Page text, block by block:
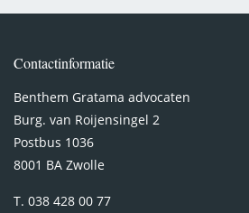
Contactinformatie
Benthem Gratama advocaten
Burg. van Roijensingel 2
Postbus 1036
8001 BA Zwolle
T. 038 428 00 77